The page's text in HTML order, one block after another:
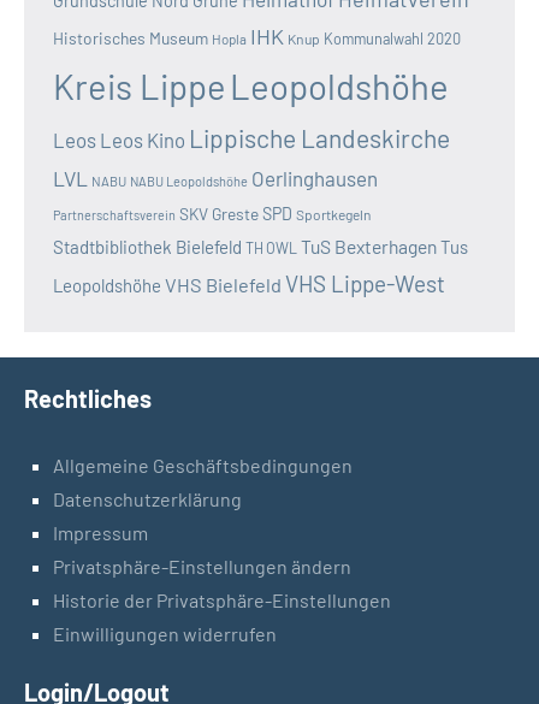
Historisches Museum Hopla IHK Knup Kommunalwahl 2020
Kreis Lippe Leopoldshöhe
Leos Leos Kino Lippische Landeskirche
LVL NABU NABU Leopoldshöhe Oerlinghausen
Partnerschaftsverein SKV GresteSPD Sportkegeln
Stadtbibliothek Bielefeld TH OWL TuS BexterhagenTus
Leopoldshöhe VHS Bielefeld VHS Lippe-West
Rechtliches
Allgemeine Geschäftsbedingungen
Datenschutzerklärung
Impressum
Privatsphäre-Einstellungen ändern
Historie der Privatsphäre-Einstellungen
Einwilligungen widerrufen
Login/Logout